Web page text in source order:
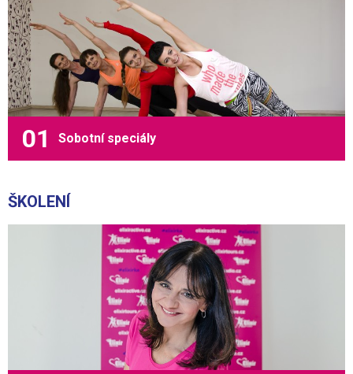
Sobotní speciály
ŠKOLENÍ